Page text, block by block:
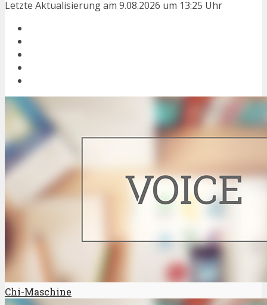
Letzte Aktualisierung am 9.08.2026 um 13:25 Uhr
Chi-Maschine